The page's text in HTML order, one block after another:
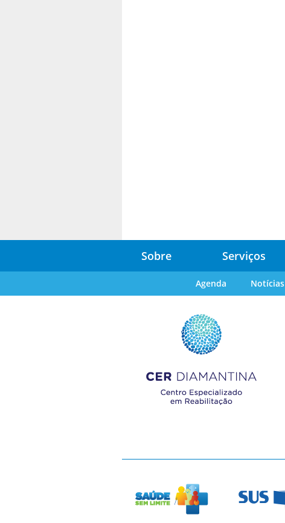
Sobre Serviços
Agenda Notícias